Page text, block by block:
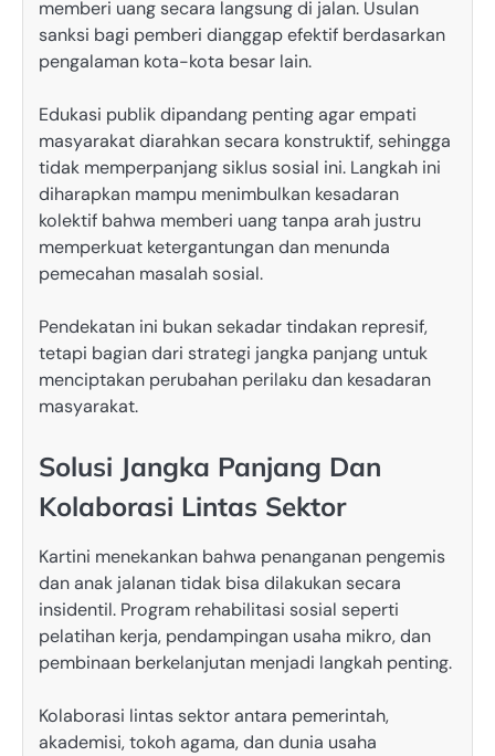
memberi uang secara langsung di jalan. Usulan
sanksi bagi pemberi dianggap efektif berdasarkan
pengalaman kota-kota besar lain.
Edukasi publik dipandang penting agar empati
masyarakat diarahkan secara konstruktif, sehingga
tidak memperpanjang siklus sosial ini. Langkah ini
diharapkan mampu menimbulkan kesadaran
kolektif bahwa memberi uang tanpa arah justru
memperkuat ketergantungan dan menunda
pemecahan masalah sosial.
Pendekatan ini bukan sekadar tindakan represif,
tetapi bagian dari strategi jangka panjang untuk
menciptakan perubahan perilaku dan kesadaran
masyarakat.
Solusi Jangka Panjang Dan
Kolaborasi Lintas Sektor
Kartini menekankan bahwa penanganan pengemis
dan anak jalanan tidak bisa dilakukan secara
insidentil. Program rehabilitasi sosial seperti
pelatihan kerja, pendampingan usaha mikro, dan
pembinaan berkelanjutan menjadi langkah penting.
Kolaborasi lintas sektor antara pemerintah,
akademisi, tokoh agama, dan dunia usaha